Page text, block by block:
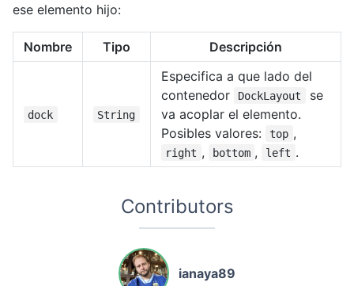
ese elemento hijo:
Nombre Tipo Descripción
dock String
Especifica a que lado del
contenedor
DockLayout
se
va acoplar el elemento.
Posibles valores:
top ,
right , bottom , left .
Contributors
ianaya89